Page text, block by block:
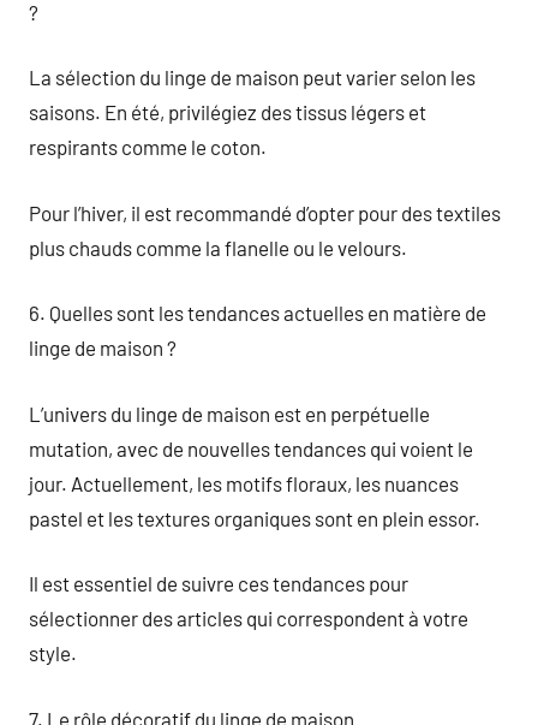
?
La sélection du linge de maison peut varier selon les
saisons. En été, privilégiez des tissus légers et
respirants comme le coton.
Pour l’hiver, il est recommandé d’opter pour des textiles
plus chauds comme la flanelle ou le velours.
6. Quelles sont les tendances actuelles en matière de
linge de maison ?
L’univers du linge de maison est en perpétuelle
mutation, avec de nouvelles tendances qui voient le
jour. Actuellement, les motifs floraux, les nuances
pastel et les textures organiques sont en plein essor.
Il est essentiel de suivre ces tendances pour
sélectionner des articles qui correspondent à votre
style.
7. Le rôle décoratif du linge de maison